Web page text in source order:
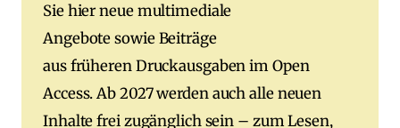
Sie hier neue multimediale
Angebote sowie Beiträge
aus früheren Druckausgaben im Open
Access. Ab 2027 werden auch alle neuen
Inhalte frei zugänglich sein – zum Lesen,